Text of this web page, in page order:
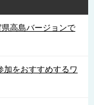
高島バージョンで
加をおすすめするワ